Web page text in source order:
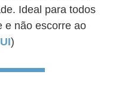
Ideal para todos
e não escorre ao
)